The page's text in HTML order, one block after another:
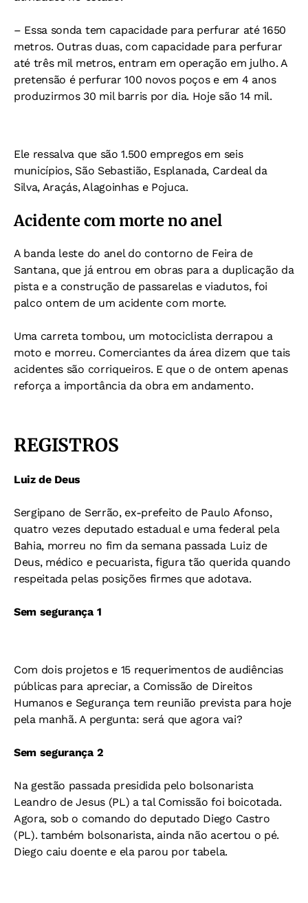
– Essa sonda tem capacidade para perfurar até 1650
metros. Outras duas, com capacidade para perfurar
até três mil metros, entram em operação em julho. A
pretensão é perfurar 100 novos poços e em 4 anos
produzirmos 30 mil barris por dia. Hoje são 14 mil.
Ele ressalva que são 1.500 empregos em seis
municípios, São Sebastião, Esplanada, Cardeal da
Silva, Araçás, Alagoinhas e Pojuca.
Acidente com morte no anel
A banda leste do anel do contorno de Feira de
Santana, que já entrou em obras para a duplicação da
pista e a construção de passarelas e viadutos, foi
palco ontem de um acidente com morte.
Uma carreta tombou, um motociclista derrapou a
moto e morreu. Comerciantes da área dizem que tais
acidentes são corriqueiros. E que o de ontem apenas
reforça a importância da obra em andamento.
REGISTROS
Luiz de Deus
Sergipano de Serrão, ex-prefeito de Paulo Afonso,
quatro vezes deputado estadual e uma federal pela
Bahia, morreu no fim da semana passada Luiz de
Deus, médico e pecuarista, figura tão querida quando
respeitada pelas posições firmes que adotava.
Sem segurança 1
Com dois projetos e 15 requerimentos de audiências
públicas para apreciar, a Comissão de Direitos
Humanos e Segurança tem reunião prevista para hoje
pela manhã. A pergunta: será que agora vai?
Sem segurança 2
Na gestão passada presidida pelo bolsonarista
Leandro de Jesus (PL) a tal Comissão foi boicotada.
Agora, sob o comando do deputado Diego Castro
(PL). também bolsonarista, ainda não acertou o pé.
Diego caiu doente e ela parou por tabela.